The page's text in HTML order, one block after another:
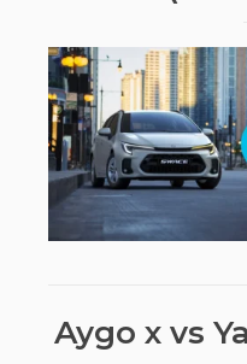
Aygo x vs